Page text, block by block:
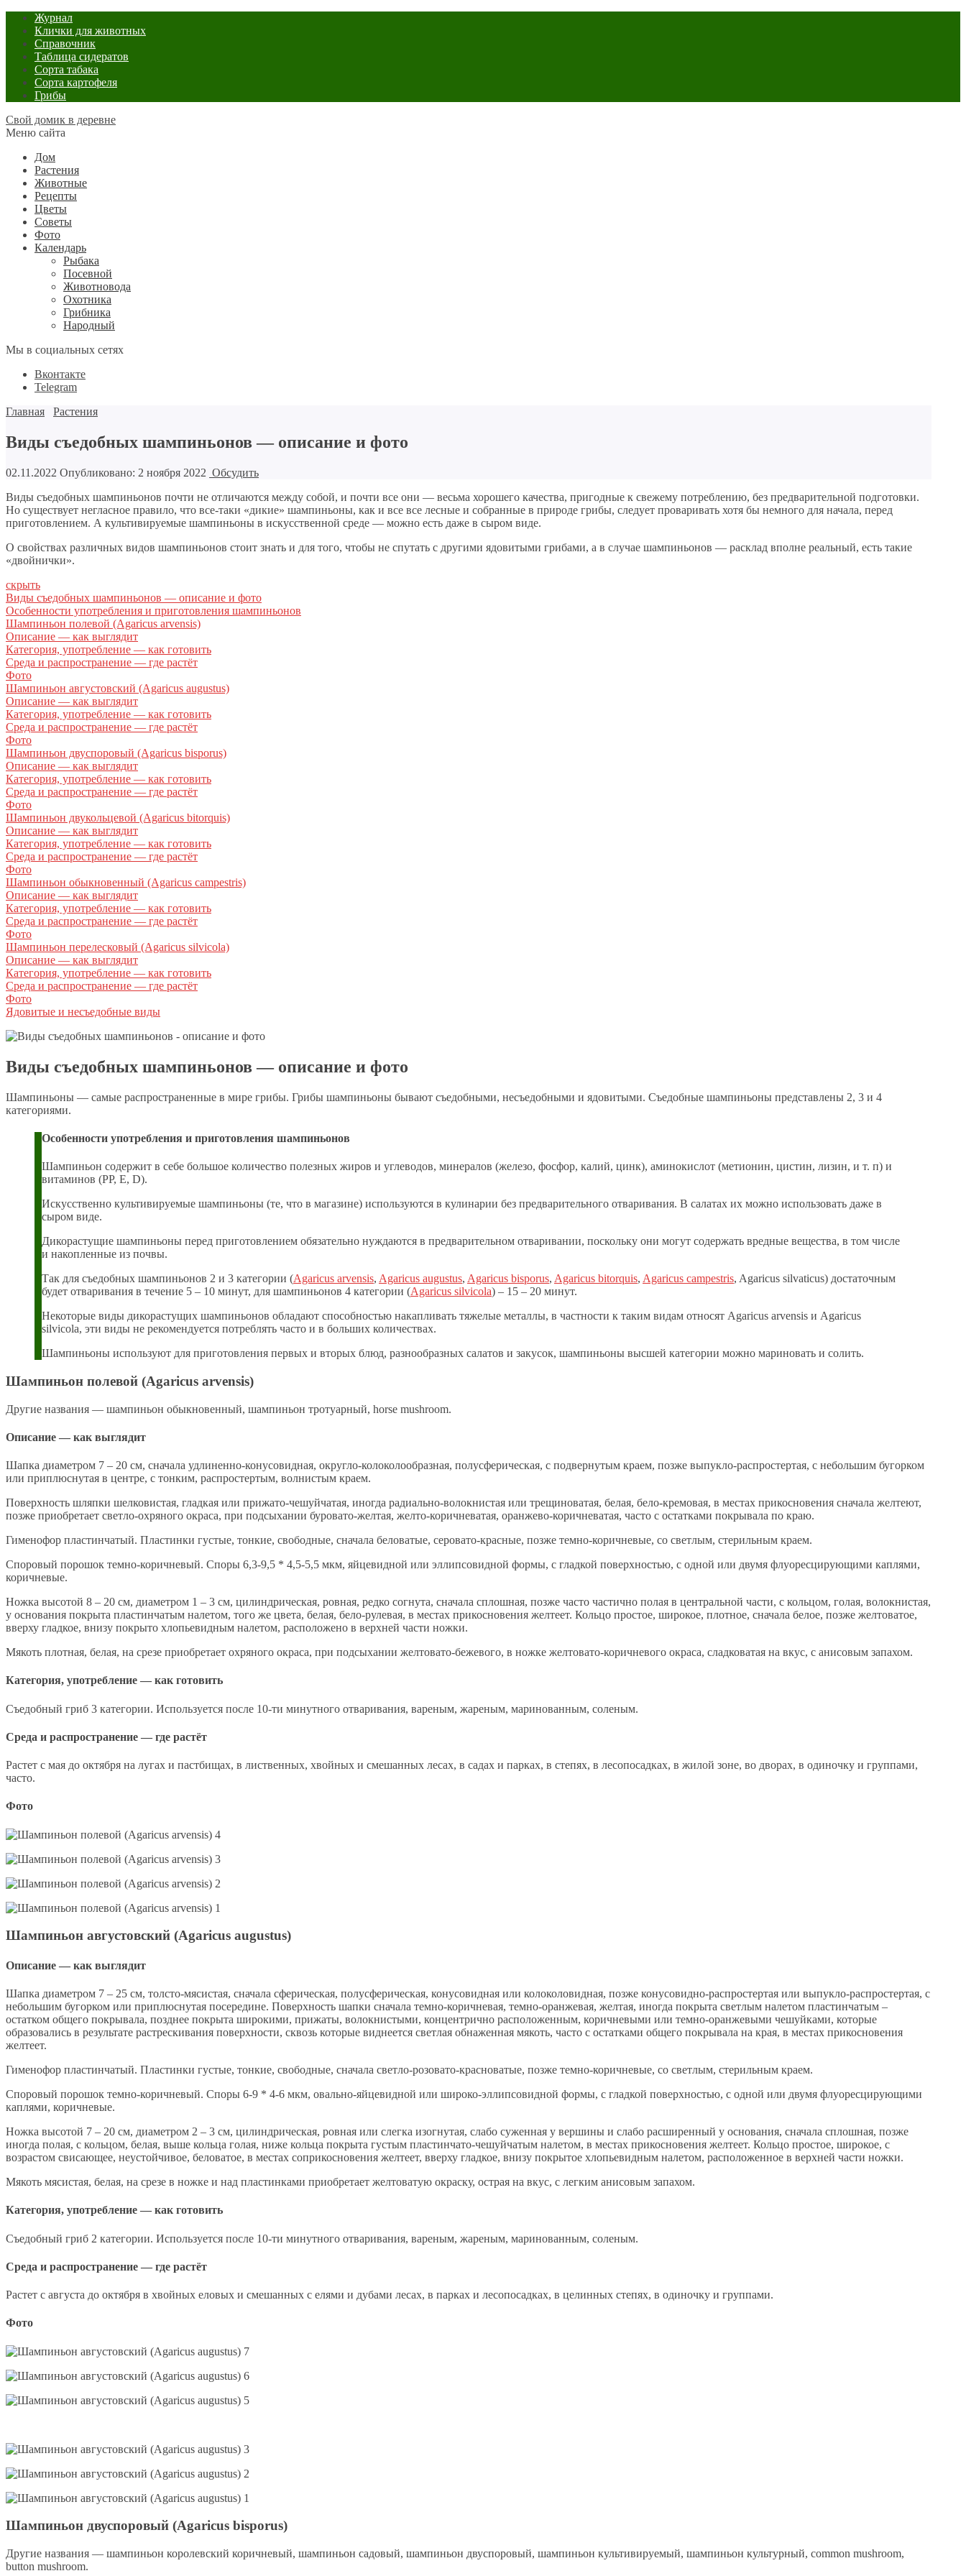
Журнал
Клички для животных
Справочник
Таблица сидератов
Сорта табака
Сорта картофеля
Грибы
Свой домик в деревне
Меню сайта
Дом
Растения
Животные
Рецепты
Цветы
Советы
Фото
Календарь
Рыбака
Посевной
Животновода
Охотника
Грибника
Народный
Мы в социальных сетях
Вконтакте
Telegram
Главная
Растения
Виды съедобных шампиньонов — описание и фото
02.11.2022 Опубликовано: 2 ноября 2022 Обсудить
Виды съедобных шампиньонов почти не отличаются между собой, и почти все они — весьма хорошего качества, пригодные к свежему потреблению, без предварительной подготовки.
Но существует негласное правило, что все-таки «дикие» шампиньоны, как и все все лесные и собранные в природе грибы, следует проваривать хотя бы немного для начала, перед
приготовлением. А культивируемые шампиньоны в искусственной среде — можно есть даже в сыром виде.
О свойствах различных видов шампиньонов стоит знать и для того, чтобы не спутать с другими ядовитыми грибами, а в случае шампиньонов — расклад вполне реальный, есть такие
«двойнички».
скрыть
Виды съедобных шампиньонов — описание и фото
Особенности употребления и приготовления шампиньонов
Шампиньон полевой (Agaricus arvensis)
Описание — как выглядит
Категория, употребление — как готовить
Среда и распространение — где растёт
Фото
Шампиньон августовский (Agaricus augustus)
Описание — как выглядит
Категория, употребление — как готовить
Среда и распространение — где растёт
Фото
Шампиньон двуспоровый (Agaricus bisporus)
Описание — как выглядит
Категория, употребление — как готовить
Среда и распространение — где растёт
Фото
Шампиньон двукольцевой (Agaricus bitorquis)
Описание — как выглядит
Категория, употребление — как готовить
Среда и распространение — где растёт
Фото
Шампиньон обыкновенный (Agaricus campestris)
Описание — как выглядит
Категория, употребление — как готовить
Среда и распространение — где растёт
Фото
Шампиньон перелесковый (Agaricus silvicola)
Описание — как выглядит
Категория, употребление — как готовить
Среда и распространение — где растёт
Фото
Ядовитые и несъедобные виды
Виды съедобных шампиньонов — описание и фото
Шампиньоны — самые распространенные в мире грибы. Грибы шампиньоны бывают съедобными, несъедобными и ядовитыми. Съедобные шампиньоны представлены 2, 3 и 4
категориями.
Особенности употребления и приготовления шампиньонов
Шампиньон содержит в себе большое количество полезных жиров и углеводов, минералов (железо, фосфор, калий, цинк), аминокислот (метионин, цистин, лизин, и т. п) и
витаминов (РР, Е, D).
Искусственно культивируемые шампиньоны (те, что в магазине) используются в кулинарии без предварительного отваривания. В салатах их можно использовать даже в
сыром виде.
Дикорастущие шампиньоны перед приготовлением обязательно нуждаются в предварительном отваривании, поскольку они могут содержать вредные вещества, в том числе
и накопленные из почвы.
Так для съедобных шампиньонов 2 и 3 категории (Agaricus arvensis, Agaricus augustus, Agaricus bisporus, Agaricus bitorquis, Agaricus campestris, Agaricus silvaticus) достаточным
будет отваривания в течение 5 – 10 минут, для шампиньонов 4 категории (Agaricus silvicola) – 15 – 20 минут.
Некоторые виды дикорастущих шампиньонов обладают способностью накапливать тяжелые металлы, в частности к таким видам относят Agaricus arvensis и Agaricus
silvicola, эти виды не рекомендуется потреблять часто и в больших количествах.
Шампиньоны используют для приготовления первых и вторых блюд, разнообразных салатов и закусок, шампиньоны высшей категории можно мариновать и солить.
Шампиньон полевой (Agaricus arvensis)
Другие названия — шампиньон обыкновенный, шампиньон тротуарный, horse mushroom.
Описание — как выглядит
Шапка диаметром 7 – 20 см, сначала удлиненно-конусовидная, округло-колоколообразная, полусферическая, с подвернутым краем, позже выпукло-распростертая, с небольшим бугорком
или приплюснутая в центре, с тонким, распростертым, волнистым краем.
Поверхность шляпки шелковистая, гладкая или прижато-чешуйчатая, иногда радиально-волокнистая или трещиноватая, белая, бело-кремовая, в местах прикосновения сначала желтеют,
позже приобретает светло-охряного окраса, при подсыхании буровато-желтая, желто-коричневатая, оранжево-коричневатая, часто с остатками покрывала по краю.
Гименофор пластинчатый. Пластинки густые, тонкие, свободные, сначала беловатые, серовато-красные, позже темно-коричневые, со светлым, стерильным краем.
Споровый порошок темно-коричневый. Споры 6,3-9,5 * 4,5-5,5 мкм, яйцевидной или эллипсовидной формы, с гладкой поверхностью, с одной или двумя флуоресцирующими каплями,
коричневые.
Ножка высотой 8 – 20 см, диаметром 1 – 3 см, цилиндрическая, ровная, редко согнута, сначала сплошная, позже часто частично полая в центральной части, с кольцом, голая, волокнистая,
у основания покрыта пластинчатым налетом, того же цвета, белая, бело-рулевая, в местах прикосновения желтеет. Кольцо простое, широкое, плотное, сначала белое, позже желтоватое,
вверху гладкое, внизу покрыто хлопьевидным налетом, расположено в верхней части ножки.
Мякоть плотная, белая, на срезе приобретает охряного окраса, при подсыхании желтовато-бежевого, в ножке желтовато-коричневого окраса, сладковатая на вкус, с анисовым запахом.
Категория, употребление — как готовить
Съедобный гриб 3 категории. Используется после 10-ти минутного отваривания, вареным, жареным, маринованным, соленым.
Среда и распространение — где растёт
Растет с мая до октября на лугах и пастбищах, в лиственных, хвойных и смешанных лесах, в садах и парках, в степях, в лесопосадках, в жилой зоне, во дворах, в одиночку и группами,
часто.
Фото
Шампиньон августовский (Agaricus augustus)
Описание — как выглядит
Шапка диаметром 7 – 25 см, толсто-мясистая, сначала сферическая, полусферическая, конусовидная или колоколовидная, позже конусовидно-распростертая или выпукло-распростертая, с
небольшим бугорком или приплюснутая посередине. Поверхность шапки сначала темно-коричневая, темно-оранжевая, желтая, иногда покрыта светлым налетом пластинчатым –
остатком общего покрывала, позднее покрыта широкими, прижаты, волокнистыми, концентрично расположенным, коричневыми или темно-оранжевыми чешуйками, которые
образовались в результате растрескивания поверхности, сквозь которые виднеется светлая обнаженная мякоть, часто с остатками общего покрывала на края, в местах прикосновения
желтеет.
Гименофор пластинчатый. Пластинки густые, тонкие, свободные, сначала светло-розовато-красноватые, позже темно-коричневые, со светлым, стерильным краем.
Споровый порошок темно-коричневый. Споры 6-9 * 4-6 мкм, овально-яйцевидной или широко-эллипсовидной формы, с гладкой поверхностью, с одной или двумя флуоресцирующими
каплями, коричневые.
Ножка высотой 7 – 20 см, диаметром 2 – 3 см, цилиндрическая, ровная или слегка изогнутая, слабо суженная у вершины и слабо расширенный у основания, сначала сплошная, позже
иногда полая, с кольцом, белая, выше кольца голая, ниже кольца покрыта густым пластинчато-чешуйчатым налетом, в местах прикосновения желтеет. Кольцо простое, широкое, с
возрастом свисающее, неустойчивое, беловатое, в местах соприкосновения желтеет, вверху гладкое, внизу покрытое хлопьевидным налетом, расположенное в верхней части ножки.
Мякоть мясистая, белая, на срезе в ножке и над пластинками приобретает желтоватую окраску, острая на вкус, с легким анисовым запахом.
Категория, употребление — как готовить
Съедобный гриб 2 категории. Используется после 10-ти минутного отваривания, вареным, жареным, маринованным, соленым.
Среда и распространение — где растёт
Растет с августа до октября в хвойных еловых и смешанных с елями и дубами лесах, в парках и лесопосадках, в целинных степях, в одиночку и группами.
Фото
Шампиньон двуспоровый (Agaricus bisporus)
Другие названия — шампиньон королевский коричневый, шампиньон садовый, шампиньон двуспоровый, шампиньон культивируемый, шампиньон культурный, common mushroom,
button mushroom.